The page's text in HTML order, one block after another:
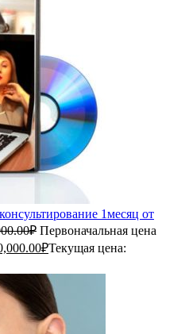
1месяц от
₽ Первоначальная цена
₽Текущая цена: